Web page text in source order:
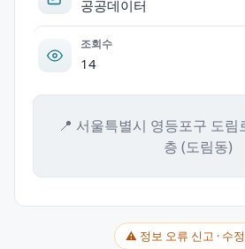
공공데이터
조회수
14
📍 서울특별시 영등포구 도
층 (도림동)
⚠ 정보 오류 신고 · 수